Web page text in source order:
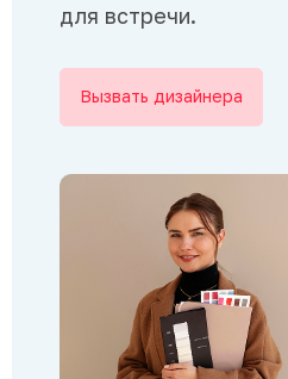
для встречи.
Вызвать дизайнера